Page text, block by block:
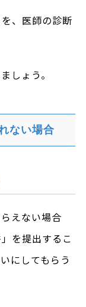
、医師の診断
しょう。
ない場合
えない場合
を提出するこ
にしてもらう